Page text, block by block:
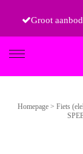
Groot aanbod
Homepage > Fiets